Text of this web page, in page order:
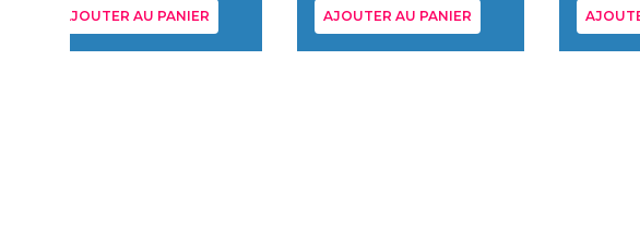
AJOUTER AU PANIER AJOUTER AU PANIER